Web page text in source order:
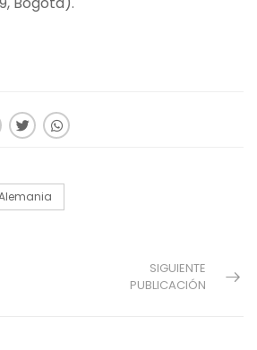
SIGUIENTE
PUBLICACIÓN